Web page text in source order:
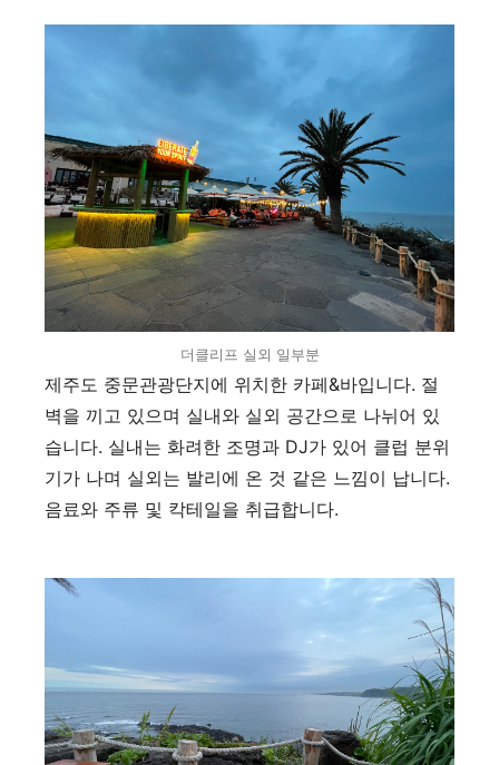
더클리프 실외 일부분
제주도 중문관광단지에 위치한 카페&바입니다. 절
벽을 끼고 있으며 실내와 실외 공간으로 나뉘어 있
습니다. 실내는 화려한 조명과 DJ가 있어 클럽 분위
기가 나며 실외는 발리에 온 것 같은 느낌이 납니다.
음료와 주류 및 칵테일을 취급합니다.